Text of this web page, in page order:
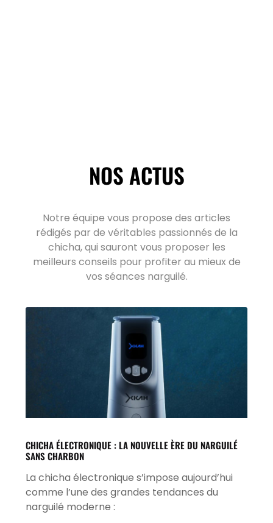
NOS ACTUS
Notre équipe vous propose des articles
rédigés par de véritables passionnés de la
chicha, qui sauront vous proposer les
meilleurs conseils pour profiter au mieux de
vos séances narguilé.
CHICHA ÉLECTRONIQUE : LA NOUVELLE ÈRE DU NARGUILÉ
SANS CHARBON
La chicha électronique s’impose aujourd’hui
comme l’une des grandes tendances du
narguilé moderne :